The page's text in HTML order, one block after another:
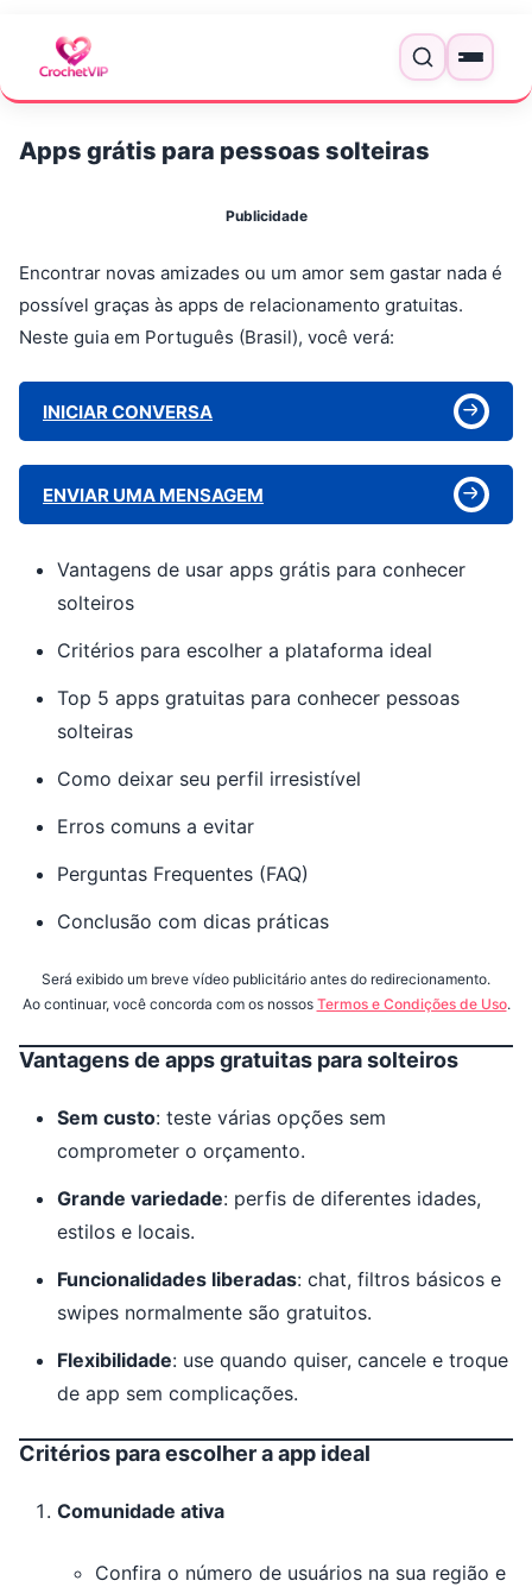
Menu
Apps grátis para pessoas solteiras
Publicidade
Encontrar novas amizades ou um amor sem gastar nada é
possível graças às apps de relacionamento gratuitas.
Neste guia em Português (Brasil), você verá:
INICIAR CONVERSA
ENVIAR UMA MENSAGEM
Vantagens de usar apps grátis para conhecer
solteiros
Critérios para escolher a plataforma ideal
Top 5 apps gratuitas para conhecer pessoas
solteiras
Como deixar seu perfil irresistível
Erros comuns a evitar
Perguntas Frequentes (FAQ)
Conclusão com dicas práticas
Será exibido um breve vídeo publicitário antes do redirecionamento.
Ao continuar, você concorda com os nossos Termos e Condições de Uso.
Vantagens de apps gratuitas para solteiros
Sem custo: teste várias opções sem
comprometer o orçamento.
Grande variedade: perfis de diferentes idades,
estilos e locais.
Funcionalidades liberadas: chat, filtros básicos e
swipes normalmente são gratuitos.
Flexibilidade: use quando quiser, cancele e troque
de app sem complicações.
Critérios para escolher a app ideal
Comunidade ativa
Confira o número de usuários na sua região e